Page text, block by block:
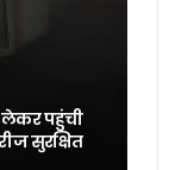
पहुंची
सुरक्षित